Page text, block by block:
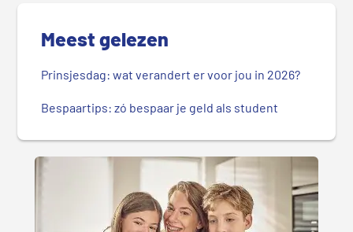
Meest gelezen
Prinsjesdag: wat verandert er voor jou in 2026?
Bespaartips: zó bespaar je geld als student